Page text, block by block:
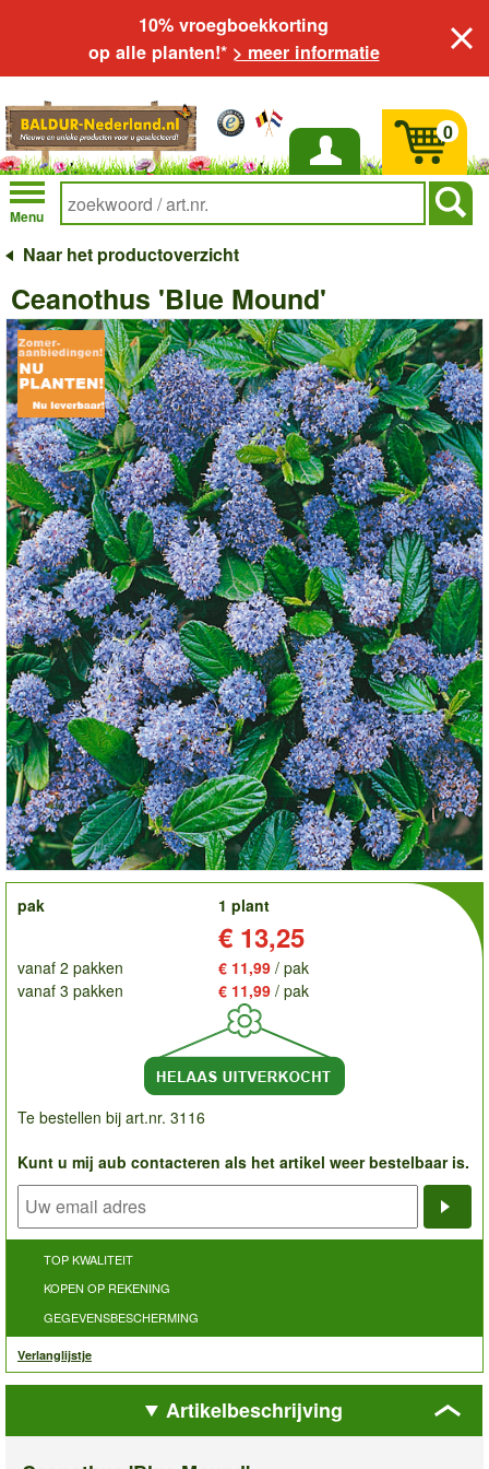
10% vroegboekkorting
op alle planten!* > meer informatie
Inloggen
Menu
0
Naar het productoverzicht
Ceanothus 'Blue Mound'
order
pak
1 plant
€ 13,25
vanaf 2 pakken € 11,99 / pak
vanaf 3 pakken
€ 11,99 / pak
Te bestellen bij art.nr. 3116
Kunt u mij aub contacteren als het artikel weer bestelbaar is.
TOP KWALITEIT
KOPEN OP REKENING
GEGEVENSBESCHERMING
Verlanglijstje
Artikelbeschrijving